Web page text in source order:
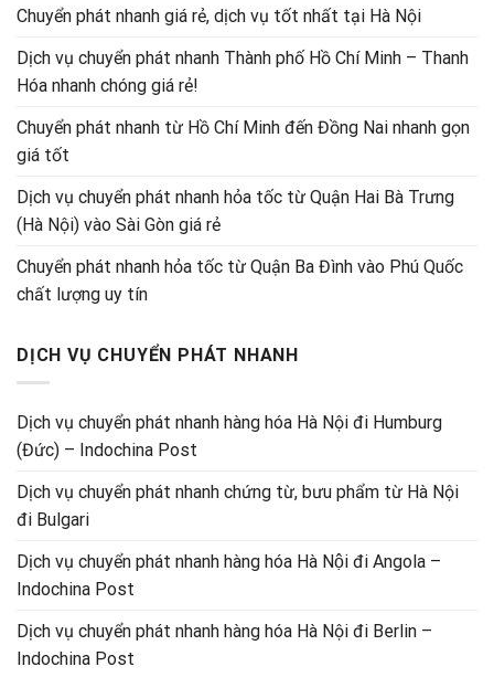
Chuyển phát nhanh giá rẻ, dịch vụ tốt nhất tại Hà Nội
Dịch vụ chuyển phát nhanh Thành phố Hồ Chí Minh – Thanh
Hóa nhanh chóng giá rẻ!
Chuyển phát nhanh từ Hồ Chí Minh đến Đồng Nai nhanh gọn
giá tốt
Dịch vụ chuyển phát nhanh hỏa tốc từ Quận Hai Bà Trưng
(Hà Nội) vào Sài Gòn giá rẻ
Chuyển phát nhanh hỏa tốc từ Quận Ba Đình vào Phú Quốc
chất lượng uy tín
DỊCH VỤ CHUYỂN PHÁT NHANH
Dịch vụ chuyển phát nhanh hàng hóa Hà Nội đi Humburg
(Đức) – Indochina Post
Dịch vụ chuyển phát nhanh chứng từ, bưu phẩm từ Hà Nội
đi Bulgari
Dịch vụ chuyển phát nhanh hàng hóa Hà Nội đi Angola –
Indochina Post
Dịch vụ chuyển phát nhanh hàng hóa Hà Nội đi Berlin –
Indochina Post